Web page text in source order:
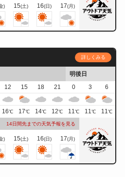
) 15(土) 16(日) 17(月)
詳しくみる
明後日
12 15 18 21 0 3
6
16℃ 17℃ 14℃ 12℃ 11℃ 11℃ 11℃
14日間先までの天気予報を見る
) 15(土) 16(日) 17(月)